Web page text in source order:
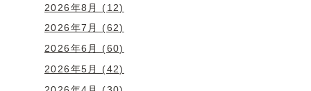
2026年8月 (12)
2026年7月 (62)
2026年6月 (60)
2026年5月 (42)